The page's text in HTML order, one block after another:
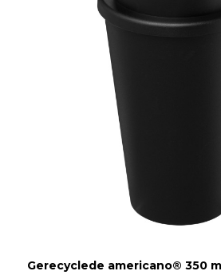
Gerecyclede americano® 350